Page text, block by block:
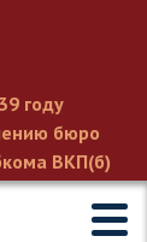
году
бюро
ВКП(б)